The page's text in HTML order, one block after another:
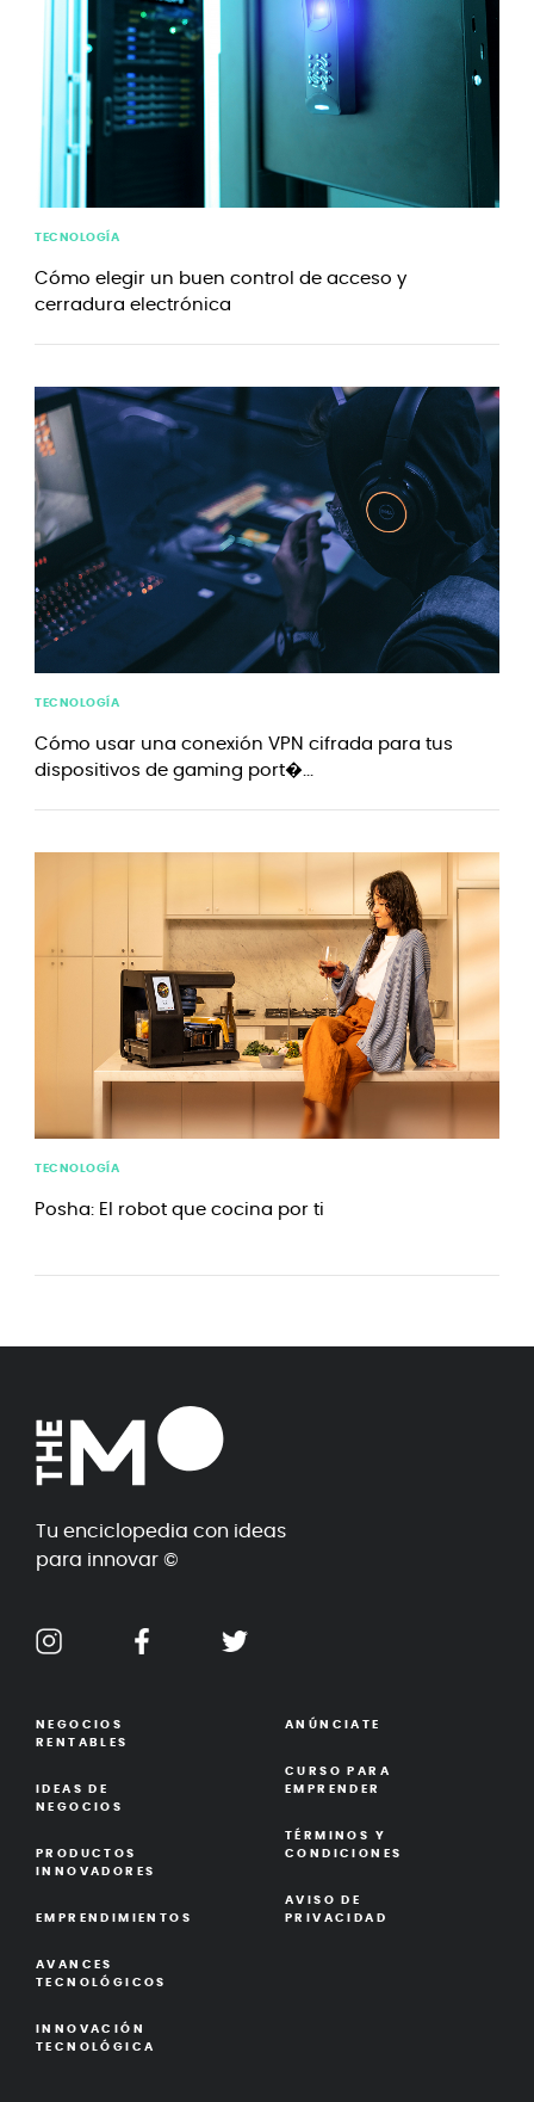
TECNOLOGÍA
Cómo elegir un buen control de acceso y
cerradura electrónica
TECNOLOGÍA
Cómo usar una conexión VPN cifrada para tus
dispositivos de gaming port�...
TECNOLOGÍA
Posha: El robot que cocina por ti
Tu enciclopedia con ideas
para innovar ©
NEGOCIOS
RENTABLES
IDEAS DE
NEGOCIOS
PRODUCTOS
INNOVADORES
EMPRENDIMIENTOS
AVANCES
TECNOLÓGICOS
INNOVACIÓN
TECNOLÓGICA
ANÚNCIATE
CURSO PARA
EMPRENDER
TÉRMINOS Y
CONDICIONES
AVISO DE
PRIVACIDAD